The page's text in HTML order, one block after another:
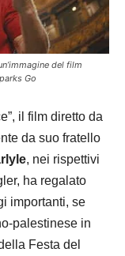
del film
Go
il film diretto da
da suo fratello
, nei rispettivi
ha regalato
importanti, se
palestinese in
Festa del